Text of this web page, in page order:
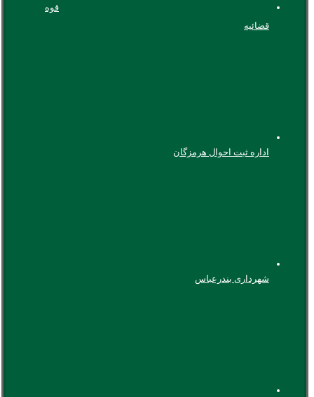
قوه
قضائیه
اداره ثبت احوال هرمزگان
شهرداری بندرعباس